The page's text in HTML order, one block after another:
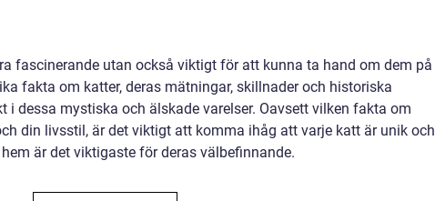
fascinerande utan också viktigt för att kunna ta hand om dem på
fakta om katter, deras mätningar, skillnader och historiska
i dessa mystiska och älskade varelser. Oavsett vilken fakta om
din livsstil, är det viktigt att komma ihåg att varje katt är unik och
är det viktigaste för deras välbefinnande.